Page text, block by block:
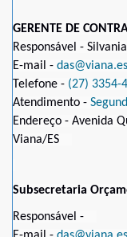
GERENTE DE
Responsável -
E-mail -
Telefone - (27) 3354-
Atendimento -
Endereço - Avenida
Viana/ES
Subsecretaria
Responsável -